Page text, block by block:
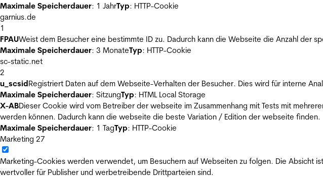
Maximale Speicherdauer: 1 JahrTyp: HTTP-Cookie
garnius.de
1
FPAUWeist dem Besucher eine bestimmte ID zu. Dadurch kann die Webseite die Anzahl der
Maximale Speicherdauer: 3 MonateTyp: HTTP-Cookie
sc-static.net
2
u_scsidRegistriert Daten auf dem Webseite-Verhalten der Besucher. Dies wird für interne
Maximale Speicherdauer: SitzungTyp: HTML Local Storage
X-ABDieser Cookie wird vom Betreiber der webseite im Zusammenhang mit Tests mit
werden können. Dadurch kann die webseite die beste Variation / Edition der webseite finden.
Maximale Speicherdauer: 1 TagTyp: HTTP-Cookie
Marketing 27
Marketing-Cookies werden verwendet, um Besuchern auf Webseiten zu folgen. Die Absicht
wertvoller für Publisher und werbetreibende Drittparteien sind.